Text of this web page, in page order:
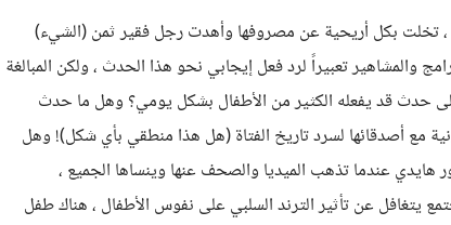
، تخلت بكل أريحية عن مصروفها وأهدت رجل فقير ثمن (الشيء)
تعبيراً لرد فعل إيجابي نحو هذا الحدث ، ولكن المبالغة
حدث قد يفعله الكثير من الأطفال بشكل يومي؟ وهل ما حدث
مع أصدقائها لسرد تاريخ الفتاة (هل هذا منطقي بأي شكل)! وهل
عندما تذهب الميديا والصحف عنها وينساها الجميع ،
يتغافل عن تأثير الترند السلبي على نفوس الأطفال ، هناك طفل